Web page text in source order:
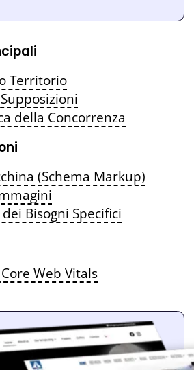
Territorio
della Concorrenza
(Schema Markup)
Bisogni Specifici
Web Vitals